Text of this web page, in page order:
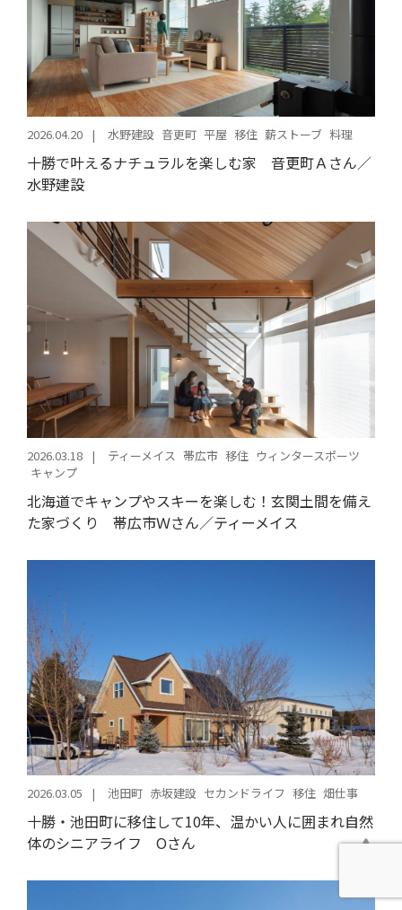
2026.04.20 水野建設 音更町 平屋 移住 薪ストーブ 料理
十勝で叶えるナチュラルを楽しむ家 音更町Ａさん／
水野建設
2026.03.18 ティーメイス 帯広市 移住 ウィンタースポーツ
キャンプ
北海道でキャンプやスキーを楽しむ！玄関土間を備え
た家づくり 帯広市Ｗさん／ティーメイス
2026.03.05 池田町 赤坂建設 セカンドライフ 移住 畑仕事
十勝・池田町に移住して10年、温かい人に囲まれ自然
体のシニアライフ Oさん